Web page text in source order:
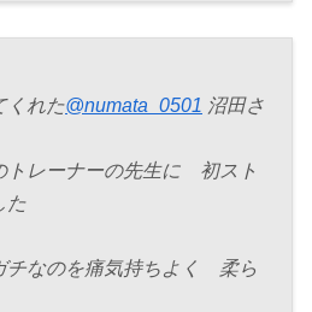
れた@numata_0501 沼田さ
トレーナーの先生に 初スト
た
チなのを痛気持ちよく 柔ら